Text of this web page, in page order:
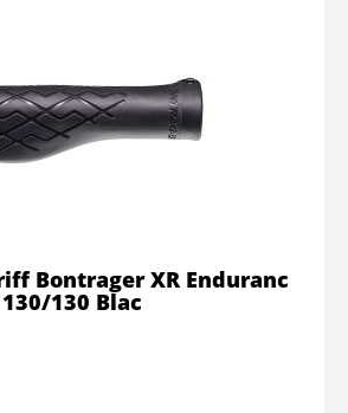
Bontrager XR Enduranc
130 Blac